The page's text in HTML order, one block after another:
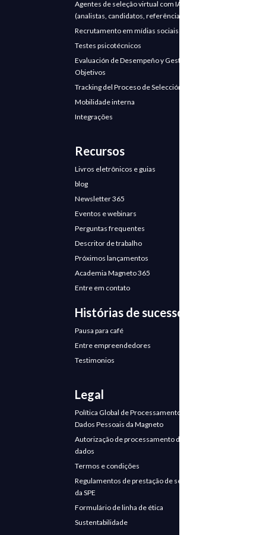
Agentes de seleção virtual com IA
(analistas, candidatos, referências)
Recrutamento em mídias sociais
Testes psicotécnicos
Evaluación de Desempeño y Gestión de
Objetivos
Tracking del Proceso de Selección
Mobilidade interna
Integrações
Recursos
Livros eletrônicos e guias
blog
Newsletter 365
Eventos e webinars
Perguntas frequentes
Descritor de trabalho
Próximos lançamentos
Academia Magneto 365
Entre em contato
Histórias de sucesso
Pausa para café
Entre empreendedores
Testimonios
Legal
Política Global de Processamento de
Dados Pessoais da Magneto
Autorização de processamento de
dados
Termos e condições
Regulamentos de prestação de serviços
da SPE
Formulário de linha de ética
Sustentabilidade